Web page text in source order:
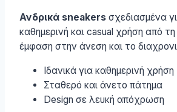
Ανδρικά sneakers σχεδιασμένα
καθημερινή και casual χρήση από τη
έμφαση στην άνεση και το
Ιδανικά για καθημερινή χρήση
Σταθερό και άνετο πάτημα
Design σε λευκή απόχρωση